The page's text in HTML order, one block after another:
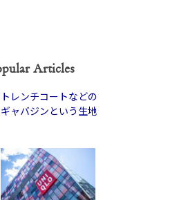
Articles
トレンチコートなどの
ギャバジンという生地